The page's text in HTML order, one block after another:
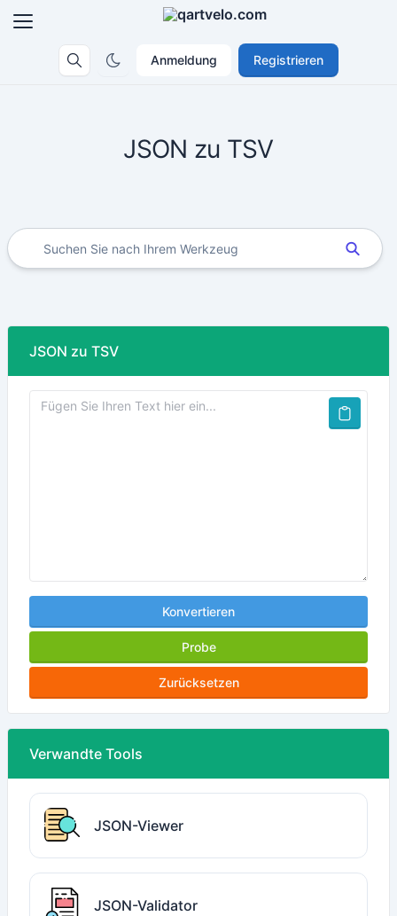
Anmeldung Registrieren
JSON zu TSV
JSON zu TSV
Konvertieren
Probe
Zurücksetzen
Verwandte Tools
JSON-Viewer
JSON-Validator